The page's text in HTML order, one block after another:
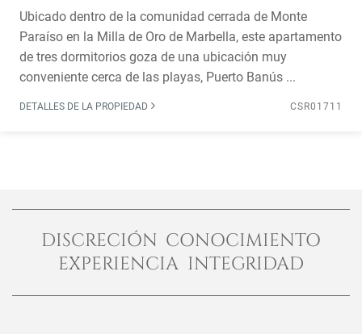
Ubicado dentro de la comunidad cerrada de Monte
Paraíso en la Milla de Oro de Marbella, este apartamento
de tres dormitorios goza de una ubicación muy
conveniente cerca de las playas, Puerto Banús ...
DETALLES DE LA PROPIEDAD CSR01711
DISCRECIÓN CONOCIMIENTO
EXPERIENCIA INTEGRIDAD